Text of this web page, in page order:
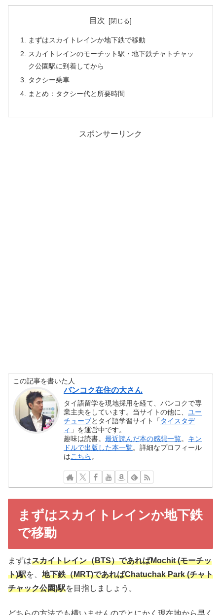
目次
まずはスカイトレインか地下鉄で移動
スカイトレインのモーチット駅・地下鉄チャトチャッ
ク公園駅に到着してから
タクシー乗車
まとめ：タクシー代と所要時間
スポンサーリンク
この記事を書いた人
バンコク在住の大さん
タイ語留学を現地採用を経て、バンコクで専
業主夫をしています。当サイトの他に、 ユー
チューブとタイ語学習サイト「タイスタデ
ィ 」を運営中です。
趣味は読書。最近読んだ本の感想一覧。 キン
ドルで出版した本一覧。詳細なプロフィール
はこちら 。
まずはスカイトレインか地下鉄
で移動
まずはスカイトレイン（BTS）であればMochit (モーチッ
ト)駅を、 地下鉄（MRT)であればChatuchak Park (チャト
チャック公園)駅を目指しましょう。
どちらの方法でも構いませんのでとにかく現在地から早く